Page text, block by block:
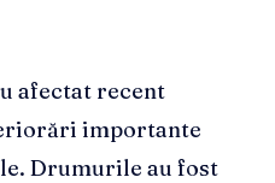
afectat recent
importante
Drumurile au fost